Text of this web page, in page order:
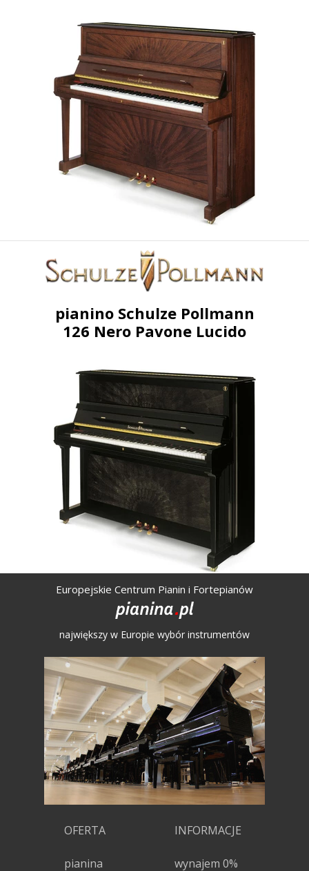
pianino Schulze Pollmann
126 Nero Pavone Lucido
INFORMACJE
wynajem 0%
Europejskie Centrum Pianin i Fortepianów
największy w Europie wybór instrumentów
OFERTA
pianina